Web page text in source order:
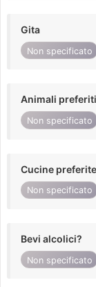
Gita
Non specificato
Animali preferiti
Non specificato
Cucine preferite
Non specificato
Bevi alcolici?
Non specificato